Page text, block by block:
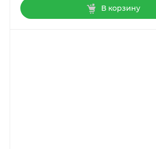
В корзину